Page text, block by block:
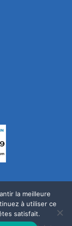
la meilleure
à utiliser ce
satisfait.